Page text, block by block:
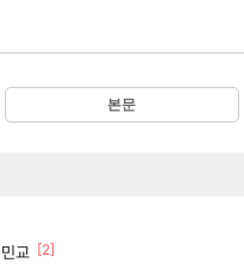
본문
교 [2]